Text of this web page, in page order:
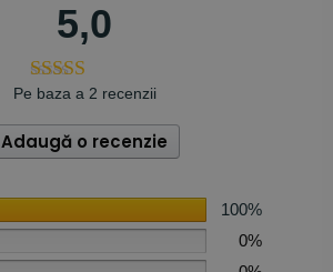
5,0
Pe baza a 2 recenzii
Adaugă o recenzie
100%
0%